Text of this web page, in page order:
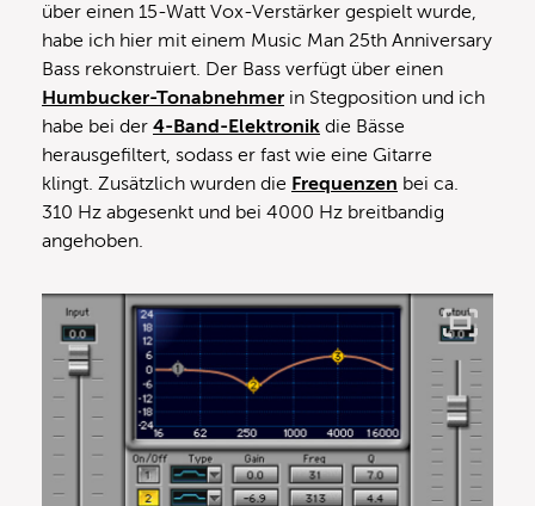
über einen 15-Watt Vox-Verstärker gespielt wurde,
habe ich hier mit einem Music Man 25th Anniversary
Bass rekonstruiert. Der Bass verfügt über einen
Humbucker-Tonabnehmer in Stegposition und ich
habe bei der 4-Band-Elektronik die Bässe
herausgefiltert, sodass er fast wie eine Gitarre
klingt. Zusätzlich wurden die Frequenzen bei ca.
310 Hz abgesenkt und bei 4000 Hz breitbandig
angehoben.